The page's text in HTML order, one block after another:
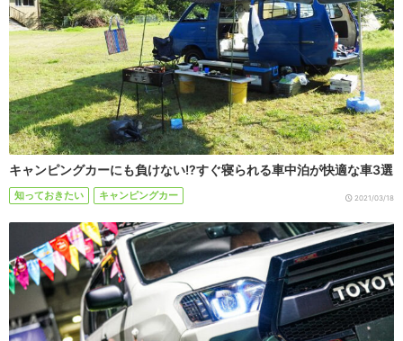
キャンピングカーにも負けない!?すぐ寝られる車中泊が快適な車3選
知っておきたい キャンピングカー 2021/03/18